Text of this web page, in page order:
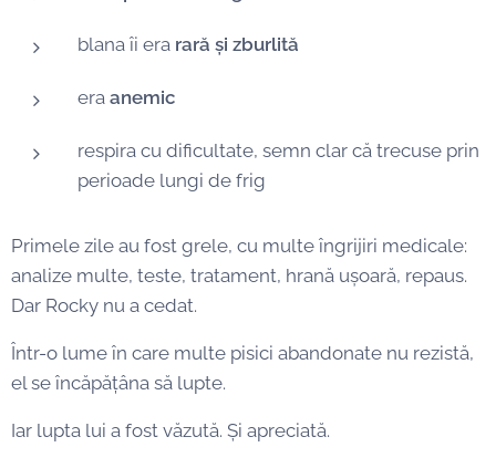
blana îi era rară și zburlită
era anemic
respira cu dificultate, semn clar că trecuse prin
perioade lungi de frig
Primele zile au fost grele, cu multe îngrijiri medicale:
analize multe, teste, tratament, hrană ușoară, repaus.
Dar Rocky nu a cedat.
Într-o lume în care multe pisici abandonate nu rezistă,
el se încăpățâna să lupte.
Iar lupta lui a fost văzută. Și apreciată.